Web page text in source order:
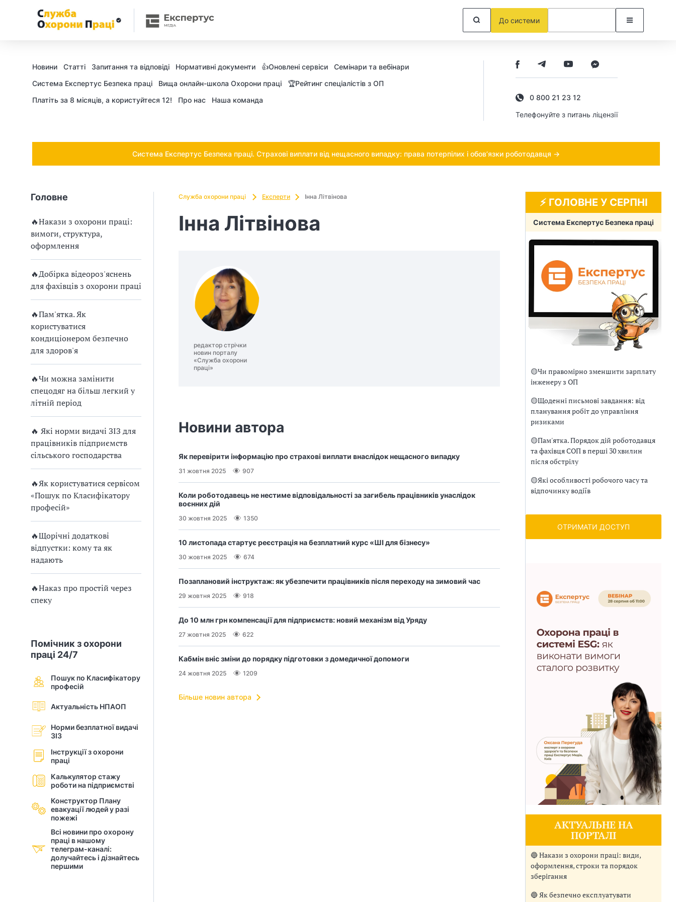
До системи
Новини Статті Запитання та відповіді Нормативні документи 👍Оновлені сервіси
Семінари та вебінари
Cистема Експертус Безпека праці
Вища онлайн-школа Охорони праці
🏆Рейтинг спеціалістів з ОП
Платіть за 8 місяців, а користуйтеся 12!
Про нас Наша команда
0 800 21 23 12
Телефонуйте з питань ліцензії
Система Експертус Безпека праці. Страхові виплати від нещасного випадку: права потерпілих і обов’язки роботодавця →
Головне
🔥Накази з охорони праці:
вимоги, структура,
оформлення
🔥Добірка відеороз'яснень
для фахівців з охорони праці
🔥Пам'ятка. Як
користуватися
кондиціонером безпечно
для здоров'я
🔥Чи можна замінити
спецодяг на більш легкий у
літній період
🔥 Які норми видачі ЗІЗ для
працівників підприємств
сільського господарства
🔥Як користуватися сервісом
«Пошук по Класифікатору
професій»
🔥Щорічні додаткові
відпустки: кому та як
надають
🔥Наказ про простій через
спеку
Помічник з охорони
праці 24/7
Пошук по Класифікатору
професій
Актуальність НПАОП
Норми безплатної видачі
ЗІЗ
Інструкції з охорони
праці
Калькулятор стажу
роботи на підприємстві
Конструктор Плану
евакуації людей у разi
пожежі
Всі новини про охорону
праці в нашому
телеграм-каналі:
долучайтесь і дізнайтесь
першими
Служба охорони праці Експерти Інна Літвінова
Інна Літвінова
редактор стрічки
новин порталу
«Служба охорони
праці»
Новини автора
Як перевірити інформацію про страхові виплати внаслідок нещасного випадку
31 жовтня 2025 907
Коли роботодавець не нестиме відповідальності за загибель працівників унаслідок
воєнних дій
30 жовтня 2025 1350
10 листопада стартує реєстрація на безплатний курс «ШІ для бізнесу»
30 жовтня 2025 674
Позаплановий інструктаж: як убезпечити працівників після переходу на зимовий час
29 жовтня 2025 918
До 10 млн грн компенсації для підприємств: новий механізм від Уряду
27 жовтня 2025 622
Кабмін вніс зміни до порядку підготовки з домедичної допомоги
24 жовтня 2025 1209
Більше новин автора
⚡️ ГОЛОВНЕ У СЕРПНІ
Система Експертус Безпека праці
🟡Чи правомірно зменшити зарплату
інженеру з ОП
🟡Щоденні письмові завдання: від
планування робіт до управління
ризиками
🟡Пам'ятка. Порядок дій роботодавця
та фахівця СОП в перші 30 хвилин
після обстрілу
🟡Які особливості робочого часу та
відпочинку водіїв
ОТРИМАТИ ДОСТУП
АКТУАЛЬНЕ НА
ПОРТАЛІ
🔵 Накази з охорони праці: види,
оформлення, строки та порядок
зберігання
🔵 Як безпечно експлуатувати